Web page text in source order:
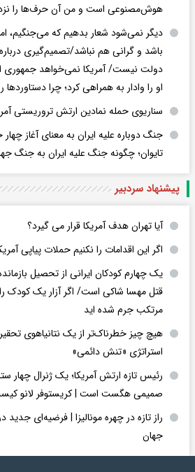
هوش‌مصنوعی است و من آن حرف‌ها را
دیگر نمی‌شود شعار بدهیم که می‌جنگیم،
باشد و گرانی هم نباشد/تصمیم‌گیری
دولت نیست/ آمریکا نمی‌خواهد جمهوری
او را وادار به همراهی کرد؛ چرا
سناریوی حمله نمادین ارتش تروریستی
جنگ دوباره علیه ایران به معنای آغاز
تایوان؛ چگونه جنگ علیه ایران به جنگ
پیشنهاد سردبیر
آیا تهران هدف آمریکا قرار می گیرد؟
اگر این اقدامات را نکنیم حملات پیاپی
یک چهارم کودکان ایرانی از تحصیل
قتل مهسا شاکی است/ اگر آزار یک کودک
مرتکب جرم شده اید
هیچ چیز خطرناک‌تر از یک نتانیاهوی
استراتژی «تنش دائمی»
رئیس تازه ارتش آمریکا؛ یک ژنرال چهار
صمیمی هگست است | کریستوفر لانو
راز تازه در چهره مونالیزا | فرضیه‌ای جدید
جهان